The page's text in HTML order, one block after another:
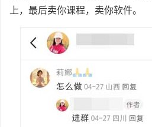
上，最后卖你课程，卖你软件。